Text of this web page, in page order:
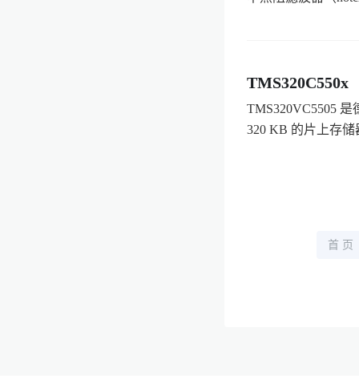
TMS320C550x
TMS320VC5505
320 KB 的片上存
首 页